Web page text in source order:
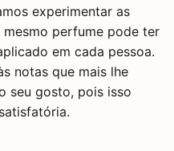
experimentar as
perfume pode ter
em cada pessoa.
notas que mais lhe
seu gosto, pois isso